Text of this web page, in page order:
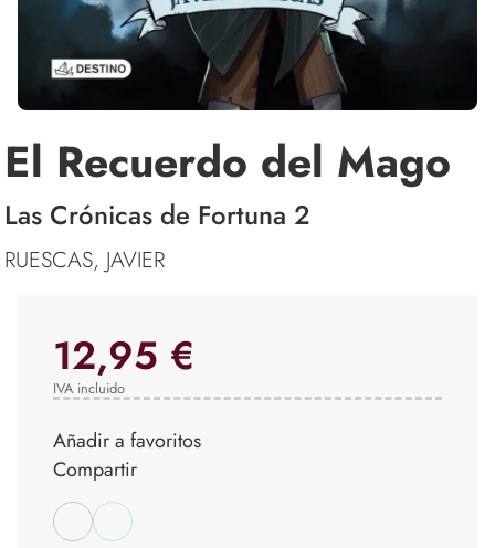
El Recuerdo del Mago
Las Crónicas de Fortuna 2
RUESCAS, JAVIER
12,95 €
IVA incluido
Añadir a favoritos
Compartir